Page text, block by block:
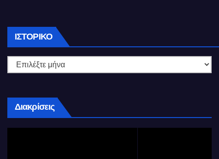
ΙΣΤΟΡΙΚΌ Ιστορικό
Διακρίσεις